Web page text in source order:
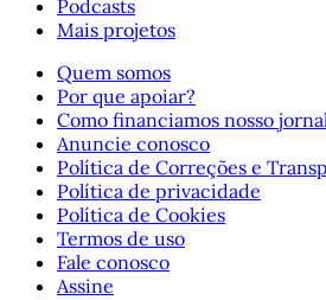
Podcasts
Mais projetos
Quem somos
Por que apoiar?
Como financiamos nosso
Anuncie conosco
Política de Correções e
Política de privacidade
Política de Cookies
Termos de uso
Fale conosco
Assine